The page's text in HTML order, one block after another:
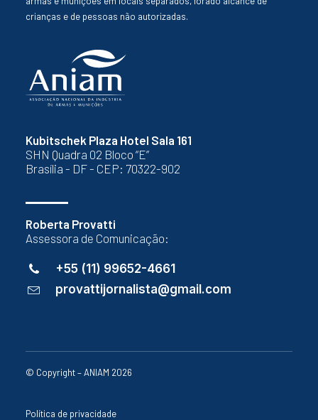
Kubitschek Plaza Hotel Sala 161
SHN Quadra 02 Bloco “E”
Brasília - DF - CEP: 70322-902
Roberta Provatti
Assessora de Comunicação:
+55 (11) 99652-4661
provattijornalista@gmail.com
crianças e de pessoas não autorizadas.
© Copyright – ANIAM 2026
Política de privacidade